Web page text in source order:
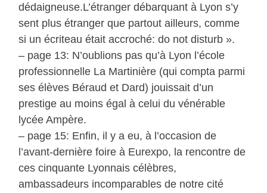
dédaigneuse.L’étranger débarquant à Lyon s’y
sent plus étranger que partout ailleurs, comme
si un écriteau était accroché: do not disturb ».
– page 13: N’oublions pas qu’à Lyon l’école
professionnelle La Martinière (qui compta parmi
ses élèves Béraud et Dard) jouissait d’un
prestige au moins égal à celui du vénérable
lycée Ampère.
– page 15: Enfin, il y a eu, à l’occasion de
l’avant-dernière foire à Eurexpo, la rencontre de
ces cinquante Lyonnais célèbres,
ambassadeurs incomparables de notre cité